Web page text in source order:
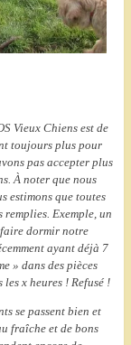
Vieux Chiens est de
toujours plus pour
pas accepter plus
À noter que nous
estimons que toutes
Exemple, un
dormir notre
ayant déjà 7
» dans des pièces
x heures ! Refusé !
se passent bien et
fraîche et de bons